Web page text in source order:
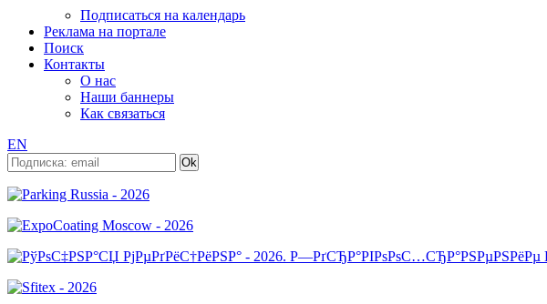
Подписаться на календарь
Реклама на портале
Поиск
Контакты
О нас
Наши баннеры
Как связаться
EN